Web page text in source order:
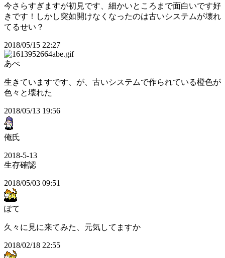
今さらすぎますが初見です、細かいところまで面白いです好
きです！しかし突如開けなくなったのは古いシステムが壊れ
てるせい？
2018/05/15 22:27
あべ
生きていますです、が、古いシステムで作られている橙色が
色々と壊れた
2018/05/13 19:56
俺氏
2018-5-13
生存確認
2018/05/03 09:51
ぽて
久々に見に来てみた、元気してますか
2018/02/18 22:55